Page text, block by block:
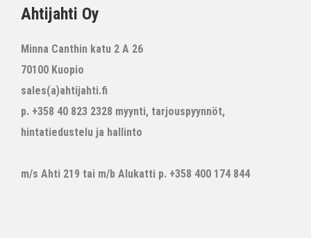
Ahtijahti Oy
Minna Canthin katu 2 A 26
70100 Kuopio
sales(a)ahtijahti.fi
p. +358 40 823 2328 myynti, tarjouspyynnöt,
hintatiedustelu ja hallinto
m/s Ahti 219 tai m/b Alukatti p. +358 400 174 844